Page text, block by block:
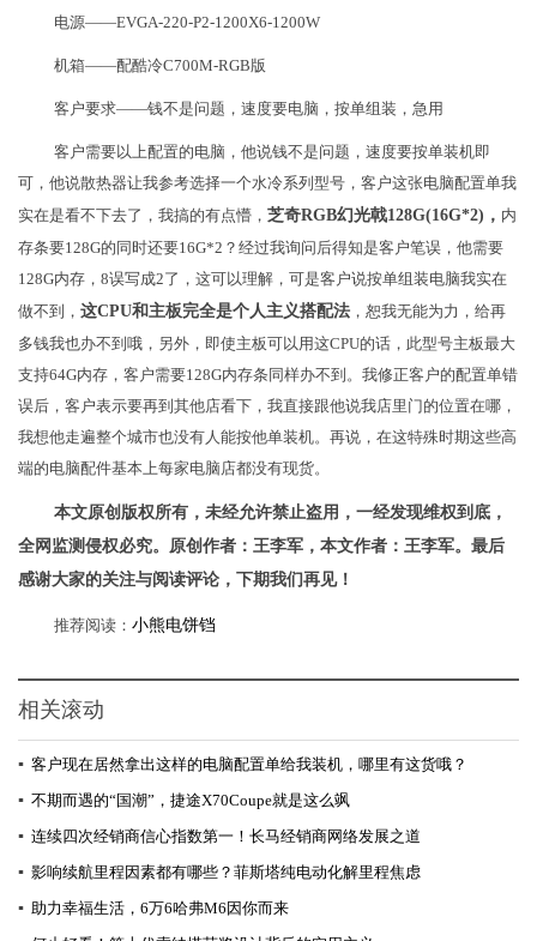
电源——EVGA-220-P2-1200X6-1200W
机箱——配酷冷C700M-RGB版
客户要求——钱不是问题，速度要电脑，按单组装，急用
客户需要以上配置的电脑，他说钱不是问题，速度要按单装机即
可，他说散热器让我参考选择一个水冷系列型号，客户这张电脑配置单我
实在是看不下去了，我搞的有点懵， 芝奇RGB幻光戟128G(16G*2)， 内
存条要128G的同时还要16G*2？经过我询问后得知是客户笔误，他需要
128G内存，8误写成2了，这可以理解，可是客户说按单组装电脑我实在
做不到， 这CPU和主板完全是个人主义搭配法 ，恕我无能为力，给再
多钱我也办不到哦，另外，即使主板可以用这CPU的话，此型号主板最大
支持64G内存，客户需要128G内存条同样办不到。我修正客户的配置单错
误后，客户表示要再到其他店看下，我直接跟他说我店里门的位置在哪，
我想他走遍整个城市也没有人能按他单装机。再说，在这特殊时期这些高
端的电脑配件基本上每家电脑店都没有现货。
本文原创版权所有，未经允许禁止盗用，一经发现维权到底，
全网监测侵权必究。原创作者：王李军，本文作者：王李军。最后
感谢大家的关注与阅读评论，下期我们再见！
推荐阅读： 小熊电饼铛
相关滚动
▪ 客户现在居然拿出这样的电脑配置单给我装机，哪里有这货哦？
▪ 不期而遇的“国潮”，捷途X70Coupe就是这么飒
▪ 连续四次经销商信心指数第一！长马经销商网络发展之道
▪ 影响续航里程因素都有哪些？菲斯塔纯电动化解里程焦虑
▪ 助力幸福生活，6万6哈弗M6因你而来